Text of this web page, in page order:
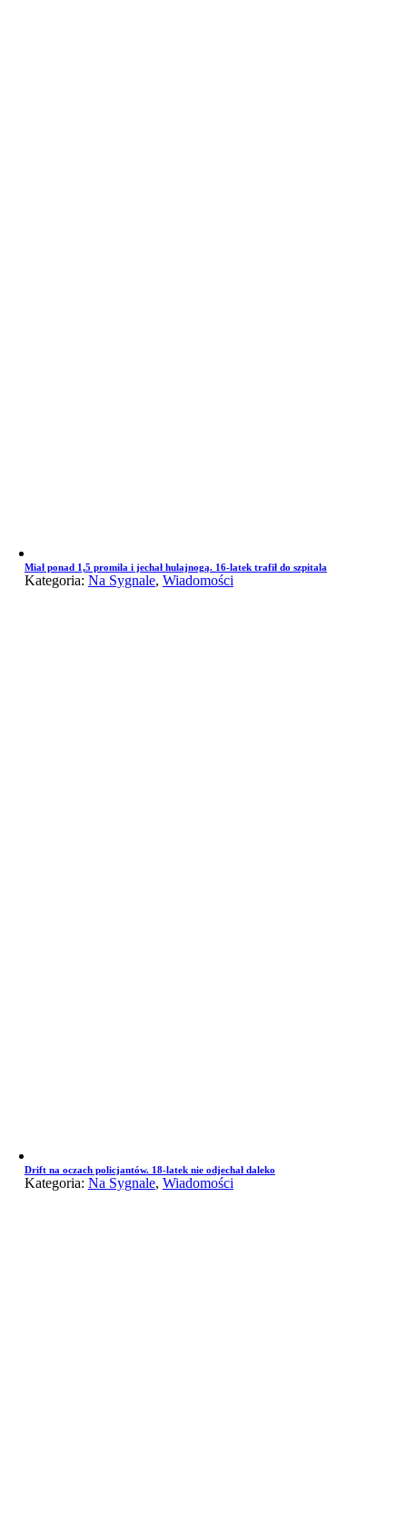
Miał ponad 1,5 promila i jechał hulajnogą. 16-latek trafił do szpitala
Kategoria: Na Sygnale, Wiadomości
Drift na oczach policjantów. 18-latek nie odjechał daleko
Kategoria: Na Sygnale, Wiadomości